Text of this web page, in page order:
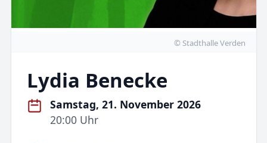
© Stadthalle Verden
Lydia Benecke
Samstag, 21. November 2026
20:00 Uhr